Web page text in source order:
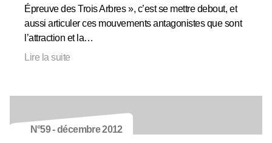
Épreuve des Trois Arbres », c’est se mettre debout, et
aussi articuler ces mouvements antagonistes que sont
l’attraction et la…
Lire la suite
N°59 - décembre 2012